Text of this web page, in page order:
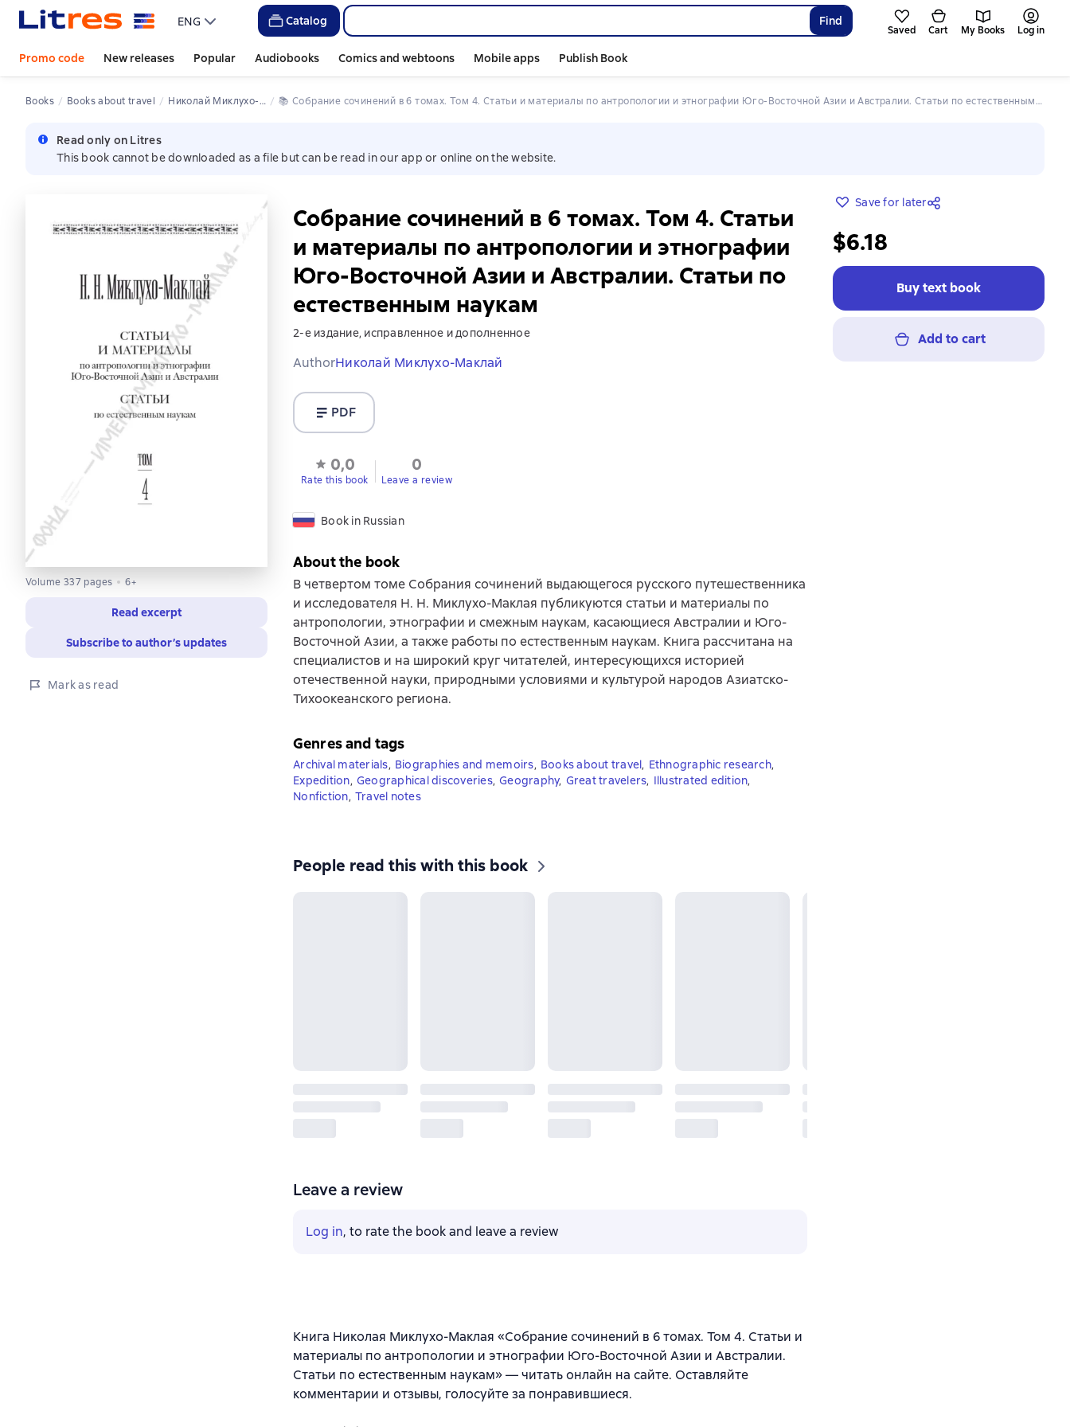
ENG Catalog Find
Saved Cart My Books Log in
Promo code New releases Popular Audiobooks Comics and webtoons Mobile apps Publish Book
Books Books about travel Николай Миклухо-Маклай 📚 Собрание сочинений в 6 томах. Том 4. Статьи и материалы по антропологии и этнографии Юго-Восточной Азии и Австралии. Статьи по естественным наукам
Read only on Litres
This book cannot be downloaded as a file but can be read in our app or online on the website.
Volume 337 pages 6+
Read excerpt
Subscribe to author’s updates
Mark as read
Собрание сочинений в 6 томах. Том 4. Статьи
и материалы по антропологии и этнографии
Юго-Восточной Азии и Австралии. Статьи по
естественным наукам
2-е издание, исправленное и дополненное
AuthorНиколай Миклухо-Маклай
PDF
0,0
Rate this book
0
Leave a review
Book in Russian
Save for later
$6.18
Buy text book
Add to cart
About the book
В четвертом томе Собрания сочинений выдающегося русского путешественника
и исследователя Н. Н. Миклухо-Маклая публикуются статьи и материалы по
антропологии, этнографии и смежным наукам, касающиеся Австралии и Юго-
Восточной Азии, а также работы по естественным наукам. Книга рассчитана на
специалистов и на широкий круг читателей, интересующихся историей
отечественной науки, природными условиями и культурой народов Азиатско-
Тихоокеанского региона.
Genres and tags
Archival materials, Biographies and memoirs, Books about travel, Ethnographic research,
Expedition, Geographical discoveries, Geography, Great travelers, Illustrated edition,
Nonfiction, Travel notes
People read this with this book
Leave a review
Log in, to rate the book and leave a review
Книга Николая Миклухо-Маклая «Собрание сочинений в 6 томах. Том 4. Статьи и
материалы по антропологии и этнографии Юго-Восточной Азии и Австралии.
Статьи по естественным наукам» — читать онлайн на сайте. Оставляйте
комментарии и отзывы, голосуйте за понравившиеся.